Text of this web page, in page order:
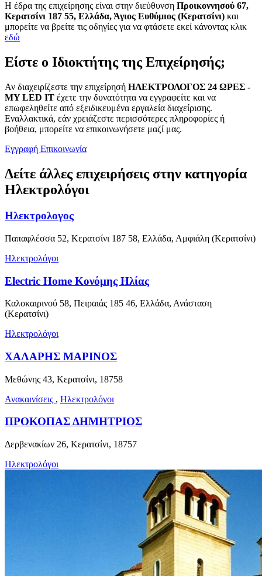
H έδρα της επιχείρησης είναι στην διεύθυνση Προικοννησού 67,
Κερατσίνι 187 55, Ελλάδα, Άγιος Ευθύμιος (Κερατσίνι) και
μπορείτε να βρείτε τις οδηγίες για να φτάσετε εκεί κάνοντας κλικ
εδώ
Είστε ο Ιδιοκτήτης της Επιχείρησής;
Αν διαχειρίζεστε την επιχείρησή ΗΛΕΚΤΡΟΛΟΓΟΣ 24 ΩΡΕΣ -
MY LED IT έχετε την δυνατότητα να εγγραφείτε και να
επωφεληθείτε από εξειδικευμένα εργαλεία διαχείρισης.
Εναλλακτικά, εάν χρειάζεστε περισσότερες πληροφορίες ή
βοήθεια, μπορείτε να επικοινωνήσετε μαζί μας.
Εγγραφή Επικοινωνία
Δείτε άλλες επιχειρήσεις στην κατηγορία
Ηλεκτρολόγοι
Ηλεκτρολογος
Παπαφλέσσα 52, Κερατσίνι 187 58, Ελλάδα, Αμφιάλη (Κερατσίνι)
Ηλεκτρολόγοι
Electric Home Κονόμης Ηλίας
Καλοκαιρινού 58, Πειραιάς 185 46, Ελλάδα, Ανάσταση
(Κερατσίνι)
Ηλεκτρολόγοι
ΧΑΛΑΡΗΣ ΜΑΡΙΝΟΣ
Μεθώνης 43, Κερατσίνι, 18758
Ανακαινίσεις , Ηλεκτρολόγοι
ΠΡΟΚΟΠΑΣ ΔΗΜΗΤΡΙΟΣ
Δερβενακίων 26, Κερατσίνι, 18757
Ηλεκτρολόγοι